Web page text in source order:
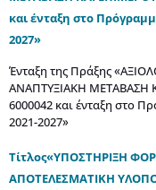
και ένταξη στο
2027»
Ένταξη της Πράξης
ΑΝΑΠΤΥΞΙΑΚΗ ΜΕΤΑΒΑΣΗ
6000042 και ένταξη στο
2021-2027»
Τίτλος«ΥΠΟΣΤΗΡΙΞΗ
ΑΠΟΤΕΛΕΣΜΑΤΙΚΗ